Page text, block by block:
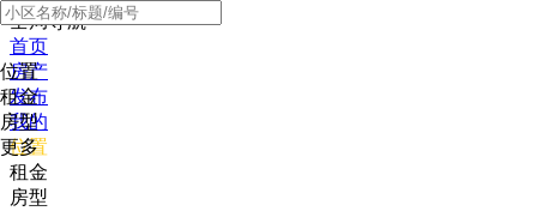
全局导航
首页
房产
发布
我的
位置
租金
房型
更多
位置
租金
房型